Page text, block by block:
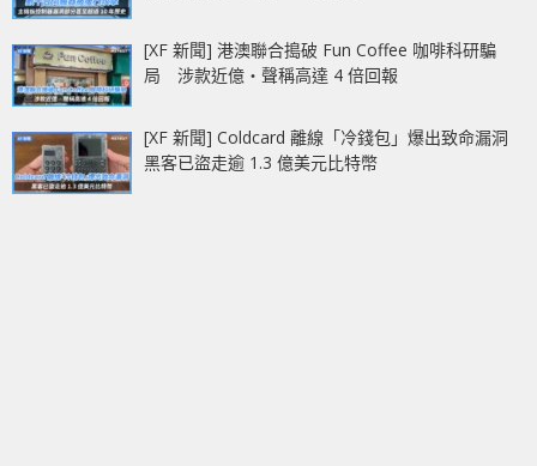
[XF 新聞] 港澳聯合搗破 Fun Coffee 咖啡科研騙
局 涉款近億‧聲稱高達 4 倍回報
[XF 新聞] Coldcard 離線「冷錢包」爆出致命漏洞
黑客已盜走逾 1.3 億美元比特幣